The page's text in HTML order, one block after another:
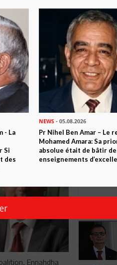
Ennahdha
- La
Si
des
NEWS- 05.08.2026
Pr Nihel Ben Amar – Le
Mohamed Amara: Sa
absolue était de bâtir
enseignements